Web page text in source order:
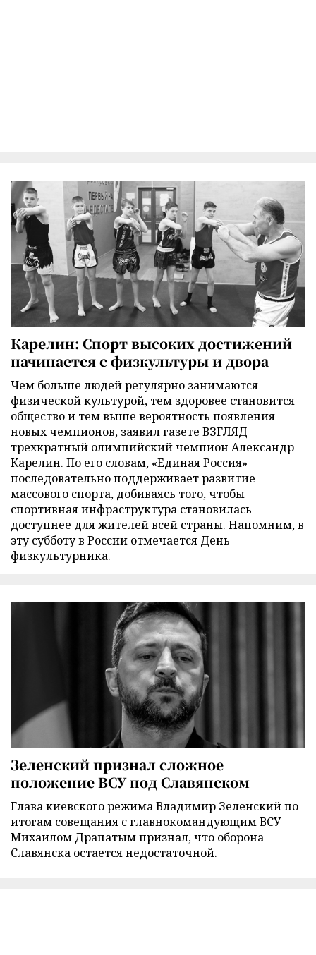
Карелин: Спорт высоких достижений
начинается с физкультуры и двора
Чем больше людей регулярно занимаются
физической культурой, тем здоровее становится
общество и тем выше вероятность появления
новых чемпионов, заявил газете ВЗГЛЯД
трехкратный олимпийский чемпион Александр
Карелин. По его словам, «Единая Россия»
последовательно поддерживает развитие
массового спорта, добиваясь того, чтобы
спортивная инфраструктура становилась
доступнее для жителей всей страны. Напомним, в
эту субботу в России отмечается День
физкультурника.
Зеленский признал сложное
положение ВСУ под Славянском
Глава киевского режима Владимир Зеленский по
итогам совещания с главнокомандующим ВСУ
Михаилом Драпатым признал, что оборона
Славянска остается недостаточной.